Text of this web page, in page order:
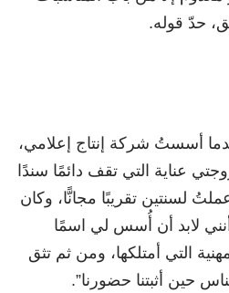
حدّ قوله.
أسستُ شركة إنتاج إعلامي،
عناية التي تقف دائمًا سندًا
لسنتين تقريبًا مجانًّا، وكان
أنني لابد أن أُسس لي اسمًا
التي أمتلكها، ومن ثم تثق
حين أثبتنا حضورنا”.